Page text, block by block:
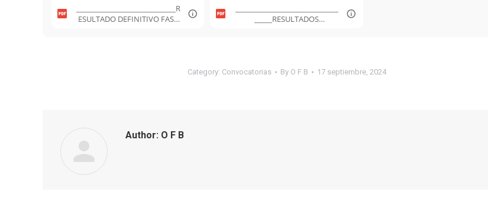
____________________________R
ESULTADO DEFINITIVO FASE
_____RESULTADOS
Category: Convocatorias By O F B 17 septiembre, 2024
Author: O F B